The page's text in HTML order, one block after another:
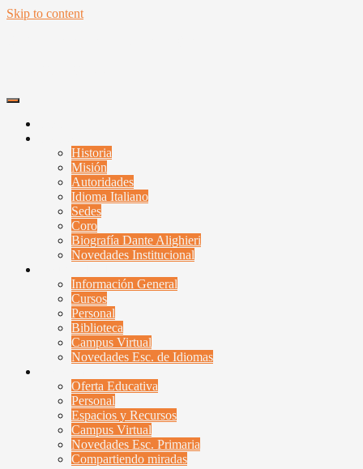
Skip to content
Historia
Misión
Autoridades
Idioma Italiano
Sedes
Coro
Biografía Dante Alighieri
Novedades Institucional
Información General
Cursos
Personal
Biblioteca
Campus Virtual
Novedades Esc. de Idiomas
Oferta Educativa
Personal
Espacios y Recursos
Campus Virtual
Novedades Esc. Primaria
Compartiendo miradas